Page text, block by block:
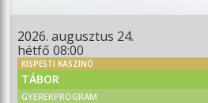
2026. augusztus 24.
hétfő 08:00
KISPESTI KASZINÓ
TÁBOR
GYEREKPROGRAM